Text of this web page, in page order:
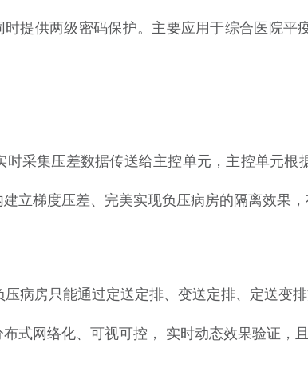
时提供两级密码保护。主要应用于综合医院
采集压差数据传送给主控单元，主控单元根
立梯度压差、完美实现负压病房的隔离效果
病房只能通过定送定排、变送定排、定送变
式网络化、可视可控， 实时动态效果验证，